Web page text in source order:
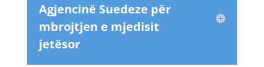
Agjencinë Suedeze për
mbrojtjen e mjedisit
jetësor